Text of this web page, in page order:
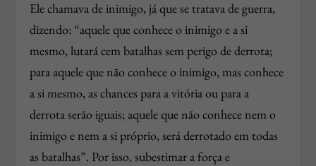
Ele chamava de inimigo, já que se tratava de guerra,
dizendo: “aquele que conhece o inimigo e a si
mesmo, lutará cem batalhas sem perigo de derrota;
para aquele que não conhece o inimigo, mas conhece
a si mesmo, as chances para a vitória ou para a
derrota serão iguais; aquele que não conhece nem o
inimigo e nem a si próprio, será derrotado em todas
as batalhas”. Por isso, subestimar a força e